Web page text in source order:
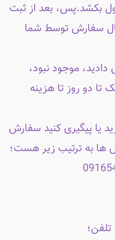
بکشد.پس، بعد از ثبت
سفارش توسط شما
دادید، موجود نبود،
دو روز تا هزینه
یا پیگیری کنید سفارش
ها به ترتیب زیر هست؛
تلفن؛